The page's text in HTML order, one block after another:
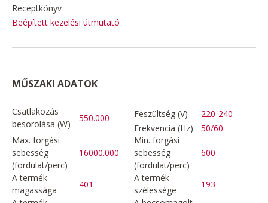
Receptkönyv
Beépített kezelési útmutató
MŰSZAKI ADATOK
Csatlakozás
besorolása (W)
550.000 Feszültség (V)
220-240
Frekvencia (Hz)
50/60
Max. forgási
sebesség
(fordulat/perc)
16000.000
Min. forgási
sebesség
(fordulat/perc)
600
A termék
magassága
401
A termék
szélessége
193